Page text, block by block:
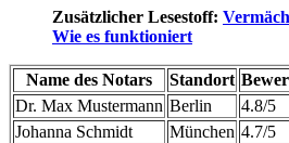
Zusätzlicher Lesestoff:
Wie es funktioniert
Name des Notars Standort
Dr. Max Mustermann Berlin
4.8/5
Johanna Schmidt
München 4.7/5